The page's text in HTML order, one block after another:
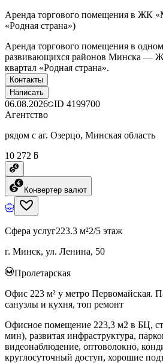
Аренда торгового помещения в ЖК
«Родная страна»)
Аренда торгового помещения в
развивающихся районов Минска —
квартал «Родная страна».
Контакты
Написать
06.08.2026 ID 4199700
Агентство
рядом с аг. Озерцо, Минская область
10 272 ƃ
Конвертер валют
Сфера услуг223.3 м²2/5 этаж
г. Минск, ул. Ленина, 50
Пролетарская
Офис 223 м² у метро Первомайская.
санузлы и кухня, топ ремонт
Офисное помещение 223,3 м2 в БЦ,
мин), развитая инфраструктура,
видеонаблюдение, оптоволокно,
круглосуточный доступ, хорошие